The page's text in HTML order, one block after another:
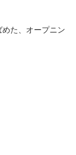
た、オープニン